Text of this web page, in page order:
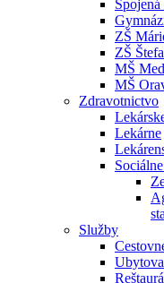
ZŠ
ZŠ
MŠ
MŠ
Zdravotnictvo
Lekárne
Služby